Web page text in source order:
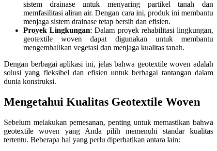
sistem drainase untuk menyaring partikel tanah dan
memfasilitasi aliran air. Dengan cara ini, produk ini membantu
menjaga sistem drainase tetap bersih dan efisien.
Proyek Lingkungan: Dalam proyek rehabilitasi lingkungan,
geotextile woven dapat digunakan untuk membantu
mengembalikan vegetasi dan menjaga kualitas tanah.
Dengan berbagai aplikasi ini, jelas bahwa geotextile woven adalah
solusi yang fleksibel dan efisien untuk berbagai tantangan dalam
dunia konstruksi.
Mengetahui Kualitas Geotextile Woven
Sebelum melakukan pemesanan, penting untuk memastikan bahwa
geotextile woven yang Anda pilih memenuhi standar kualitas
tertentu. Beberapa hal yang perlu diperhatikan antara lain: